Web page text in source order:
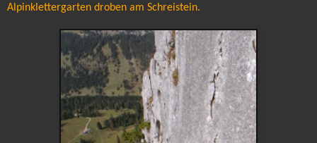
Alpinklettergarten droben am Schreistein.